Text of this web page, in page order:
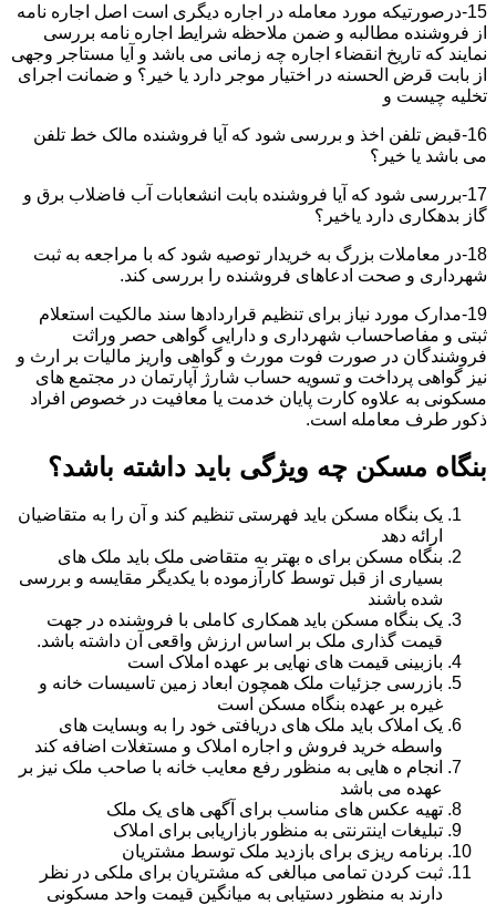
15-درصورتیکه مورد معامله در اجاره دیگری است اصل اجاره نامه
از فروشنده مطالبه و ضمن ملاحظه شرایط اجاره نامه بررسی
نمایند که تاریخ انقضاء اجاره چه زمانی می باشد و آیا مستاجر وجهی
از بابت قرض الحسنه در اختیار موجر دارد یا خیر؟ و ضمانت اجرای
تخلیه چیست و
16-قبض تلفن اخذ و بررسی شود که آیا فروشنده مالک خط تلفن
می باشد یا خیر؟
17-بررسی شود که آیا فروشنده بابت انشعابات آب فاضلاب برق و
گاز بدهکاری دارد یاخیر؟
18-در معاملات بزرگ به خریدار توصیه شود که با مراجعه به ثبت
شهرداری و صحت ادعاهای فروشنده را بررسی کند.
19-مدارک مورد نیاز برای تنظیم قراردادها سند مالکیت استعلام
ثبتی و مفاصاحساب شهرداری و دارایی گواهی حصر وراثت
فروشندگان در صورت فوت مورث و گواهی واریز مالیات بر ارث و
نیز گواهی پرداخت و تسویه حساب شارژ آپارتمان در مجتمع های
مسکونی به علاوه کارت پایان خدمت یا معافیت در خصوص افراد
ذکور طرف معامله است.
بنگاه مسکن چه ویژگی باید داشته باشد؟
یک بنگاه مسکن باید فهرستی تنظیم کند و آن را به متقاضیان
ارائه دهد
بنگاه مسکن برای ه بهتر به متقاضی ملک باید ملک های
بسیاری از قبل توسط کارآزموده با یکدیگر مقایسه و بررسی
شده باشند
یک بنگاه مسکن باید همکاری کاملی با فروشنده در جهت
قیمت گذاری ملک بر اساس ارزش واقعی آن داشته باشد.
بازبینی قیمت های نهایی بر عهده املاک است
بازرسی جزئیات ملک همچون ابعاد زمین تاسیسات خانه و
غیره بر عهده بنگاه مسکن است
یک املاک باید ملک های دریافتی خود را به وبسایت های
واسطه خرید فروش و اجاره املاک و مستغلات اضافه کند
انجام ه هایی به منظور رفع معایب خانه با صاحب ملک نیز بر
عهده می باشد
تهیه عکس های مناسب برای آگهی های یک ملک
تبلیغات اینترنتی به منظور بازاریابی برای املاک
برنامه ریزی برای بازدید ملک توسط مشتریان
ثبت کردن تمامی مبالغی که مشتریان برای ملکی در نظر
دارند به منظور دستیابی به میانگین قیمت واحد مسکونی